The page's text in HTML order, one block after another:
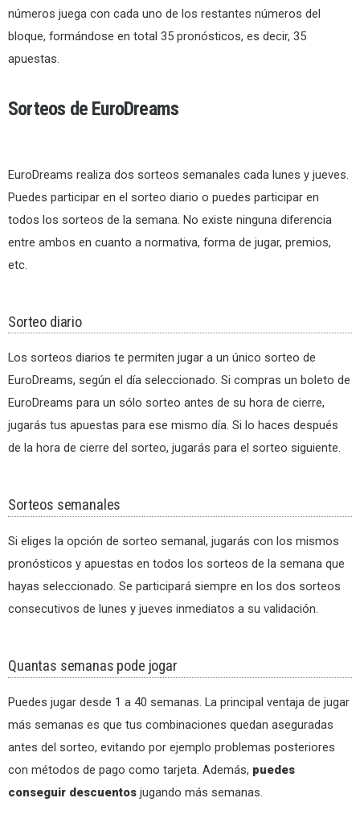
números juega con cada uno de los restantes números del
bloque, formándose en total 35 pronósticos, es decir, 35
apuestas.
Sorteos de EuroDreams
EuroDreams realiza dos sorteos semanales cada lunes y jueves.
Puedes participar en el sorteo diario o puedes participar en
todos los sorteos de la semana. No existe ninguna diferencia
entre ambos en cuanto a normativa, forma de jugar, premios,
etc.
Sorteo diario
Los sorteos diarios te permiten jugar a un único sorteo de
EuroDreams, según el día seleccionado. Si compras un boleto de
EuroDreams para un sólo sorteo antes de su hora de cierre,
jugarás tus apuestas para ese mismo día. Si lo haces después
de la hora de cierre del sorteo, jugarás para el sorteo siguiente.
Sorteos semanales
Si eliges la opción de sorteo semanal, jugarás con los mismos
pronósticos y apuestas en todos los sorteos de la semana que
hayas seleccionado. Se participará siempre en los dos sorteos
consecutivos de lunes y jueves inmediatos a su validación.
Quantas semanas pode jogar
Puedes jugar desde 1 a 40 semanas. La principal ventaja de jugar
más semanas es que tus combinaciones quedan aseguradas
antes del sorteo, evitando por ejemplo problemas posteriores
con métodos de pago como tarjeta. Además, puedes
conseguir descuentos jugando más semanas.